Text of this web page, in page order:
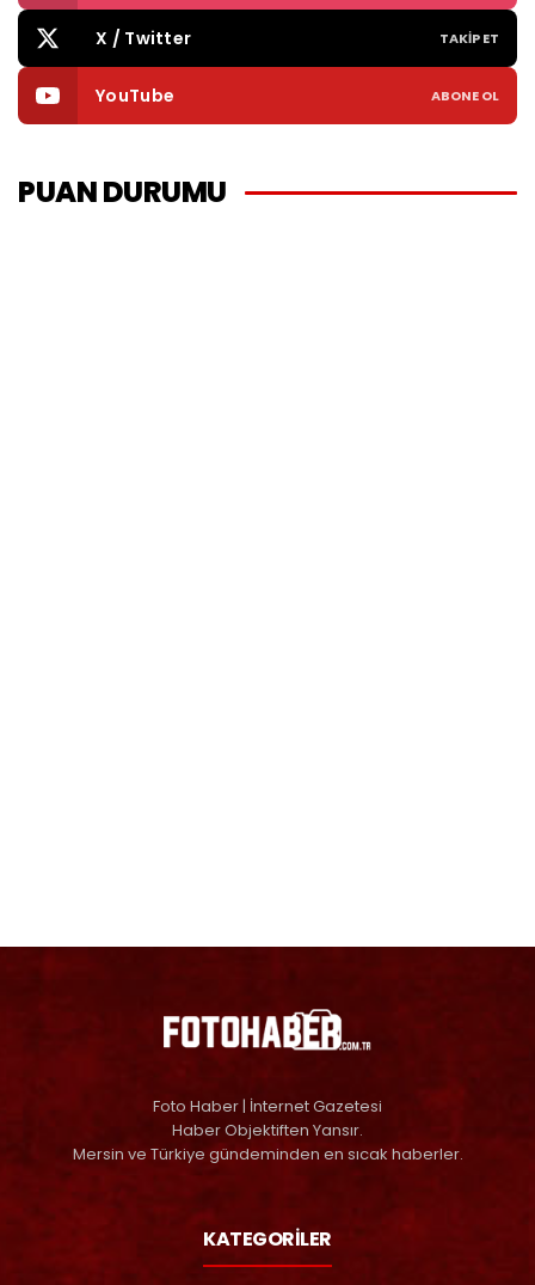
X / Twitter TAKIP ET
YouTube ABONE OL
PUAN DURUMU
Foto Haber | İnternet Gazetesi
Haber Objektiften Yansır.
Mersin ve Türkiye gündeminden en sıcak haberler.
KATEGORİLER